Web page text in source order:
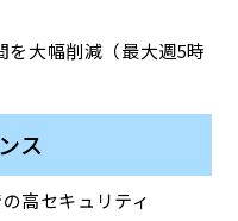
を大幅削減（最大週5時
ス
高セキュリティ